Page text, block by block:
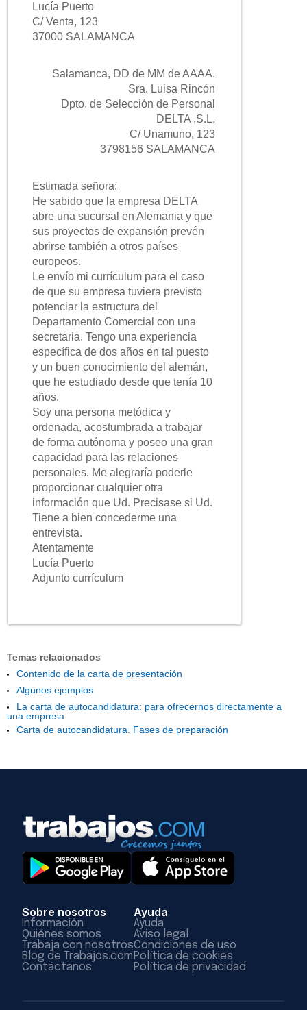
Lucía Puerto
C/ Venta, 123
37000 SALAMANCA
Salamanca, DD de MM de AAAA.
Sra. Luisa Rincón
Dpto. de Selección de Personal
DELTA ,S.L.
C/ Unamuno, 123
3798156 SALAMANCA
Estimada señora:
He sabido que la empresa DELTA
abre una sucursal en Alemania y que
sus proyectos de expansión prevén
abrirse también a otros países
europeos.
Le envío mi currículum para el caso
de que su empresa tuviera previsto
potenciar la estructura del
Departamento Comercial con una
secretaria. Tengo una experiencia
específica de dos años en tal puesto
y un buen conocimiento del alemán,
que he estudiado desde que tenía 10
años.
Soy una persona metódica y
ordenada, acostumbrada a trabajar
de forma autónoma y poseo una gran
capacidad para las relaciones
personales. Me alegraría poderle
proporcionar cualquier otra
información que Ud. Precisase si Ud.
Tiene a bien concederme una
entrevista.
Atentamente
Lucía Puerto
Adjunto currículum
Temas relacionados
Contenido de la carta de presentación
Algunos ejemplos
La carta de autocandidatura: para ofrecernos directamente a
una empresa
Carta de autocandidatura. Fases de preparación
Sobre nosotros
Información
Quiénes somos
Trabaja con nosotros
Blog de Trabajos.com
Contáctanos
Ayuda
Ayuda
Aviso legal
Condiciones de uso
Política de cookies
Política de privacidad